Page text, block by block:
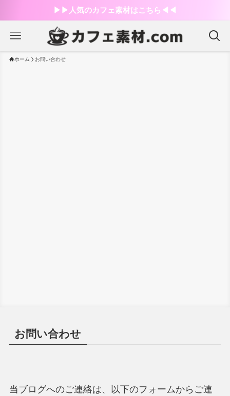
▶︎▶︎人気のカフェ素材はこちら◀︎◀︎
ホーム お問い合わせ
お問い合わせ
当ブログへのご連絡は、以下のフォームからご連